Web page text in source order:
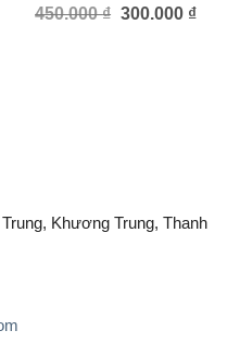
450.000₫ Giá
gốc
300.000 ₫Giá
Khương Trung, Thanh